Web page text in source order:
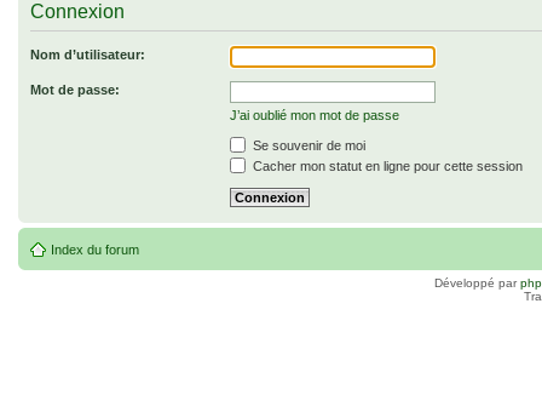
Connexion
Nom d’utilisateur:
Mot de passe:
J’ai oublié mon mot de passe
Se souvenir de moi
Cacher mon statut en ligne pour cette session
Index du forum
Développé par